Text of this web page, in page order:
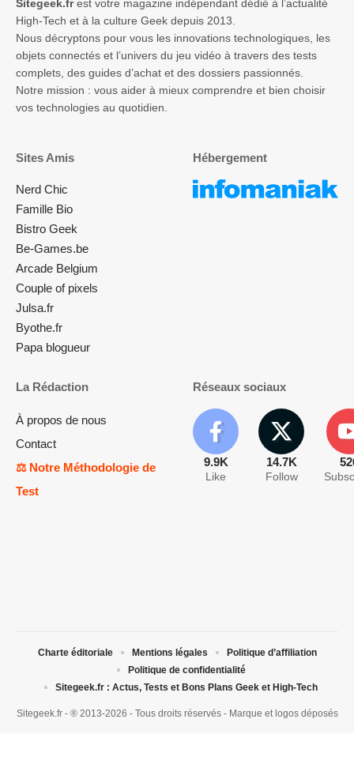
Sitegeek.frest votre magazine indépendant dédié à l’actualité
High-Tech et à la culture Geek depuis 2013.
Nous décryptons pour vous les innovations technologiques, les
objets connectés et l’univers du jeu vidéo à travers des tests
complets, des guides d’achat et des dossiers passionnés.
Notre mission : vous aider à mieux comprendre et bien choisir
vos technologies au quotidien.
Sites Amis
Nerd Chic
Famille Bio
Bistro Geek
Be-Games.be
Arcade Belgium
Couple of pixels
Julsa.fr
Byothe.fr
Papa blogueur
Hébergement
La Rédaction
À propos de nous
Contact
⚖️ Notre Méthodologie de
Test
Réseaux sociaux
9.9K
Like
14.7K
Follow
Sitegeek.fr - ® 2013-2026 - Tous droits réservés - Marque et logos déposés
Charte éditoriale Mentions légales
Politique d’affiliation
Politique de confidentialité
Sitegeek.fr : Actus, Tests et Bons Plans Geek et High-Tech